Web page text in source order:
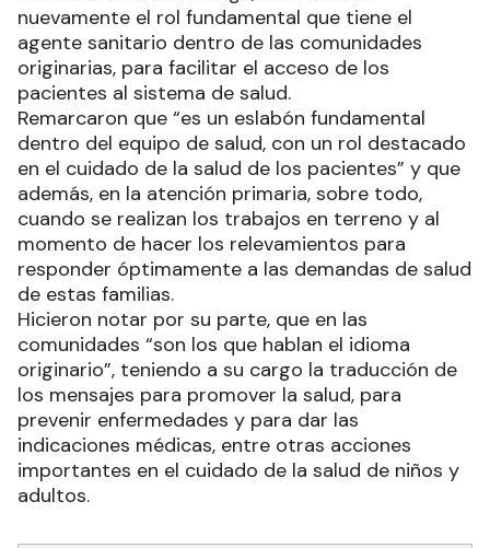
nuevamente el rol fundamental que tiene el
agente sanitario dentro de las comunidades
originarias, para facilitar el acceso de los
pacientes al sistema de salud.
Remarcaron que “es un eslabón fundamental
dentro del equipo de salud, con un rol destacado
en el cuidado de la salud de los pacientes” y que
además, en la atención primaria, sobre todo,
cuando se realizan los trabajos en terreno y al
momento de hacer los relevamientos para
responder óptimamente a las demandas de salud
de estas familias.
Hicieron notar por su parte, que en las
comunidades “son los que hablan el idioma
originario”, teniendo a su cargo la traducción de
los mensajes para promover la salud, para
prevenir enfermedades y para dar las
indicaciones médicas, entre otras acciones
importantes en el cuidado de la salud de niños y
adultos.